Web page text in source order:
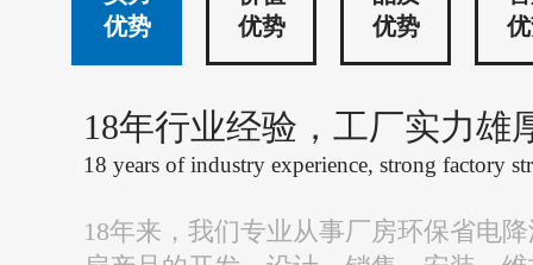
优势
优势
优势
18年行业经验，工厂实力雄
18 years of industry experience, strong factory
18年来，我们专业从事厂房环保省电